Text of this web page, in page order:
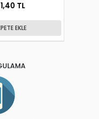
TL
EKLE